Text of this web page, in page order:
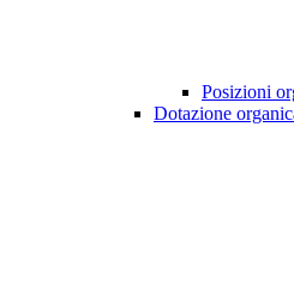
Posizioni
Dotazione